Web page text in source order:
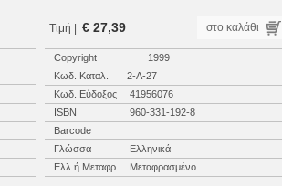
Τιμή |
€ 27,39 στο καλάθι
Copyright
1999
Κωδ. Καταλ.
2-Α-27
Κωδ. Εύδοξος
41956076
ISBN
960-331-192-8
Barcode
Γλώσσα
Ελληνικά
Ελλ.ή Μεταφρ.
Μεταφρασμένο